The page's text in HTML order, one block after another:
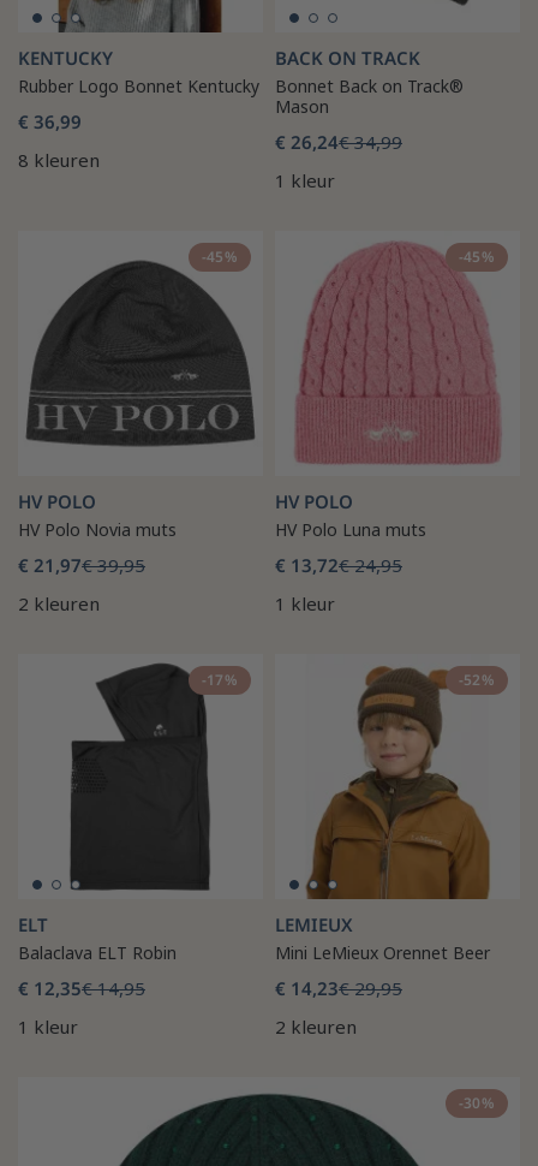
KENTUCKY
Rubber Logo Bonnet Kentucky
€ 36,99
8 kleuren
BACK ON TRACK
Bonnet Back on Track®
Mason
€ 26,24€ 34,99
1 kleur
-45%
HV POLO
HV Polo Novia muts
€ 21,97€ 39,95
2 kleuren
-45%
HV POLO
HV Polo Luna muts
€ 13,72€ 24,95
1 kleur
-17%
ELT
Balaclava ELT Robin
€ 12,35€ 14,95
1 kleur
-52%
LEMIEUX
Mini LeMieux Orennet Beer
€ 14,23€ 29,95
2 kleuren
-30%